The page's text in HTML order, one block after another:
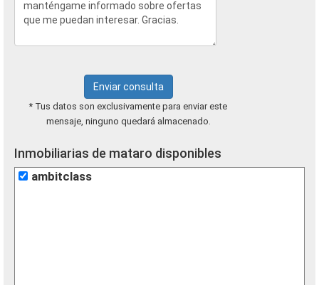
Enviar consulta
* Tus datos son exclusivamente para enviar este
mensaje, ninguno quedará almacenado.
Inmobiliarias de mataro disponibles
ambitclass